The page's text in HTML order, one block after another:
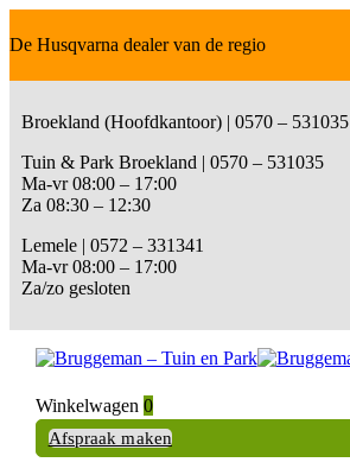
De Husqvarna dealer van de regio
Broekland (Hoofdkantoor) | 0570 – 531035
Tuin & Park Broekland | 0570 – 531035
Ma-vr 08:00 – 17:00
Za 08:30 – 12:30
Lemele | 0572 – 331341
Ma-vr 08:00 – 17:00
Za/zo gesloten
Winkelwagen 0
Afspraak maken